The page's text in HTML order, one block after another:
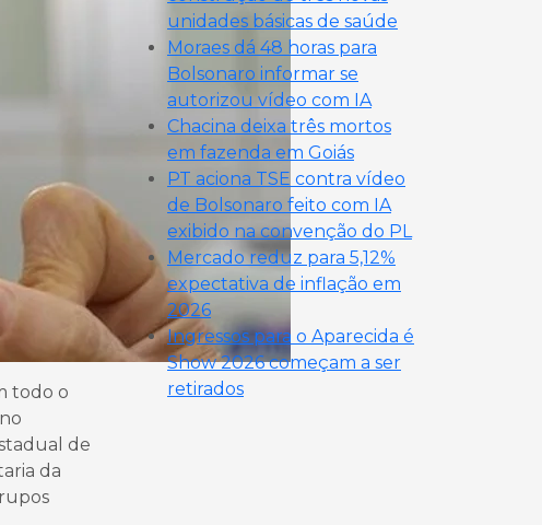
todo o
de
da
unidades básicas de saúde
Moraes dá 48 horas para
Bolsonaro informar se
autorizou vídeo com IA
Chacina deixa três mortos
em fazenda em Goiás
PT aciona TSE contra vídeo
de Bolsonaro feito com IA
exibido na convenção do PL
Mercado reduz para 5,12%
expectativa de inflação em
2026
Ingressos para o Aparecida é
Show 2026 começam a ser
retirados